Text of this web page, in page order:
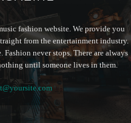
fashion website. We provide you
from the entertainment industry.
Fashion never stops. There are always
until someone lives in them.